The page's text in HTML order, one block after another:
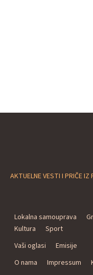
AKTUELNE VESTI I PRIČE IZ
Lokalna samouprava
Kultura
Sport
Vaši oglasi
Emisije
O nama
Impressum